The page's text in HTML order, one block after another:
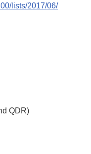
lists/2017/06/
QDR)